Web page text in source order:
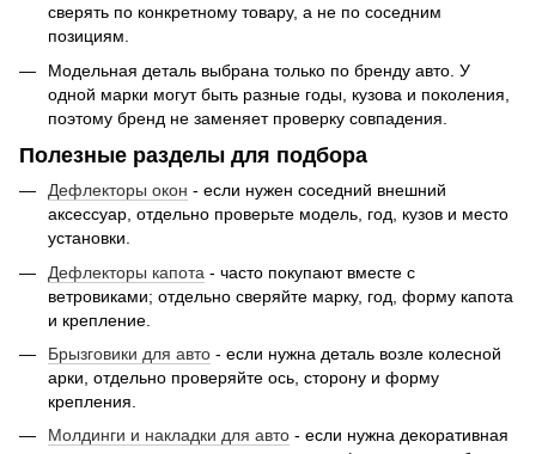
сверять по конкретному товару, а не по соседним
позициям.
Модельная деталь выбрана только по бренду авто. У
одной марки могут быть разные годы, кузова и поколения,
поэтому бренд не заменяет проверку совпадения.
Полезные разделы для подбора
Дефлекторы окон - если нужен соседний внешний
аксессуар, отдельно проверьте модель, год, кузов и место
установки.
Дефлекторы капота - часто покупают вместе с
ветровиками; отдельно сверяйте марку, год, форму капота
и крепление.
Брызговики для авто - если нужна деталь возле колесной
арки, отдельно проверяйте ось, сторону и форму
крепления.
Молдинги и накладки для авто - если нужна декоративная